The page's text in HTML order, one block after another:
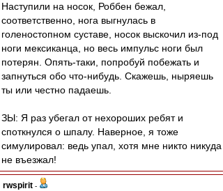
Наступили на носок, Роббен бежал,
соответственно, нога выгнулась в
голеностопном суставе, носок выскочил из-под
ноги мексиканца, но весь импульс ноги был
потерян. Опять-таки, попробуй побежать и
запнуться обо что-нибудь. Скажешь, ныряешь
ты или честно падаешь.
ЗЫ: Я раз убегал от нехороших ребят и
споткнулся о шпалу. Наверное, я тоже
симулировал: ведь упал, хотя мне никто никуда
не въезжал!
rwspirit -